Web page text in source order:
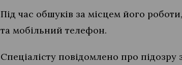
Під час обшуків за місцем його
та мобільний телефон.
Спеціалісту повідомлено про